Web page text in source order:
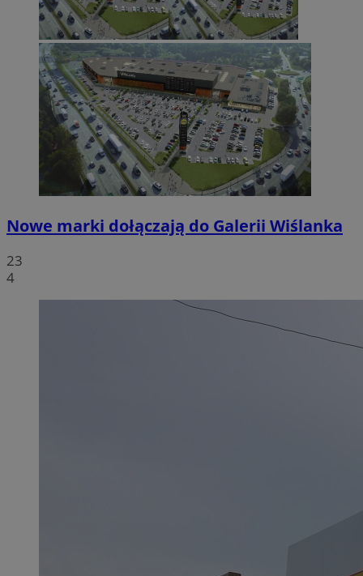
Nowe marki dołączają do Galerii Wiślanka
23
4